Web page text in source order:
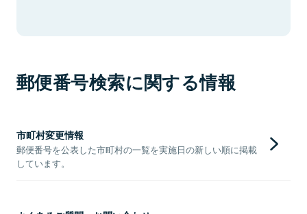
郵便番号検索に関する情報
市町村変更情報
郵便番号を公表した市町村の一覧を実施日の新しい順に掲載
しています。